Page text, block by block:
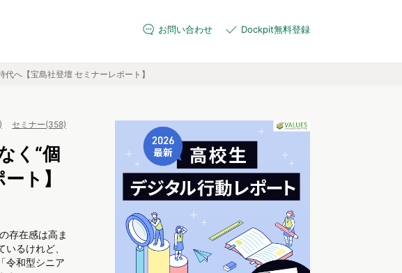
お問い合わせ Dockpit無料登録
代へ【宝島社登壇 セミナーレポート】
セミナー(358)
く“個
ト】
存在感は高ま
るけれど、
令和型シニア